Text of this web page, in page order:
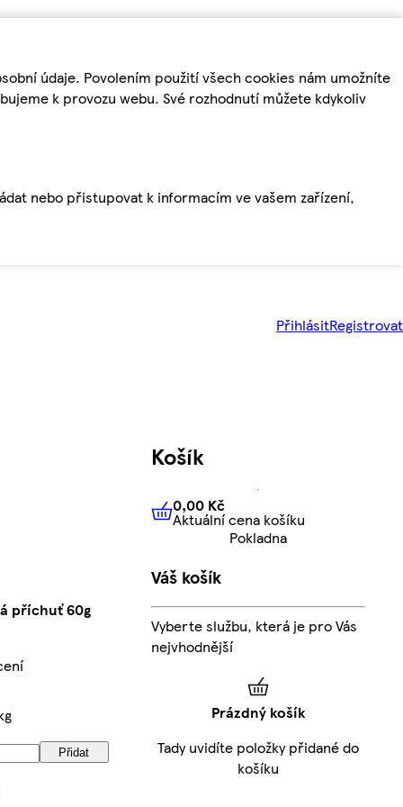
údaje. Povolením použití všech cookies nám umožníte
k provozu webu. Své rozhodnutí můžete kdykoliv
nebo přistupovat k informacím ve vašem zařízení,
PřihlásitRegistrovat
příchuť 60g
Přidat
Košík
0,00 KčAktuální cena košíku
0,00 Kč
Aktuální cena košíku
Pokladna
Váš košík
Vyberte službu, která je pro Vás
nejvhodnější
Prázdný košík
Tady uvidíte položky přidané do
košíku